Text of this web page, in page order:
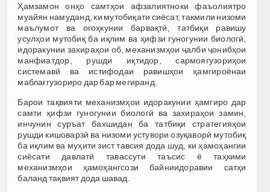
Ҳамзамон онҳо самтҳои афзалиятноки фаъолиятро
муайян намуданд, ки мутобиқати сиёсат, такмили низоми
маълумот ва огоҳкунии барвақтӣ, татбиқи равишу
усулҳои мутобиқ ба иқлим ва ҳифзи гуногунии биологӣ,
идоракунии захираҳои об, механизмҳои ҷалби ҷонибҳои
манфиатдор, рушди иқтидор, сармоягузориҳои
системавӣ ва истифодаи равишҳои ҳамгироёнаи
маблағгузориро дар бар мегиранд.
Барои тақвияти механизмҳои идоракунии ҳамгиро дар
самти ҳифзи гуногунии биологӣ ва захираҳои замин,
инчунин суръат бахшидан ба татбиқи стратегияҳои
рушди кишоварзӣ ва низоми устувори озуқаворӣ мутобиқ
ба иқлим ва муҳити зист тавсия дода шуд, ки ҳамоҳангии
сиёсати давлатӣ тавассути таъсис ё таҳкими
механизмҳои ҳамоҳангсози байниидоравии сатҳи
баланд тақвият дода шавад.